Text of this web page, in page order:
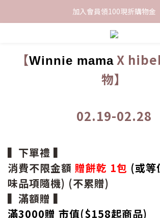
限時下單送餅乾乙包，滿$999免
加入會員領100現折購物金
限時下單送餅乾乙包，滿$999免
【Winnie mamaX
物】
02.19-02.28
▍下單禮 ▍
消費不限金額 贈餅乾 1包 (或等
味品項隨機) (不累贈)
▍滿額贈 ▍
滿3000贈 市值($158起商品)